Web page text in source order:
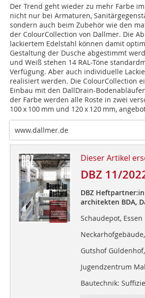
Der Trend geht wieder zu mehr Farbe
nicht nur bei Armaturen,
sondern auch beim Zubehör wie den
der ColourCollection von Dallmer. Die
lackiertem Edelstahl können damit
Gestaltung der Dusche abgestimmt
und Weiß stehen 14 RAL-Töne
Verfügung. Aber auch individuelle
realisiert werden. Die ColourCollection
Einbau mit den DallDrain-
der Farbe werden alle Roste in zwei
100 x 100 mm und 120 x 120 mm,
www.dallmer.de
Dieser Artikel
DBZ 11/
DBZ
architekten BDA,
Schaudepot, Essen
Gutshof
Jugendzentrum
Bautechnik: